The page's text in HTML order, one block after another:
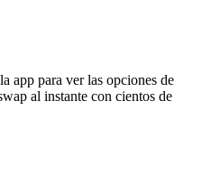
app para ver las opciones de
al instante con cientos de